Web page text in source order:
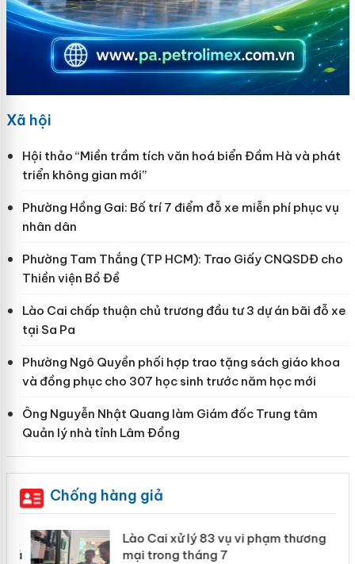
Xã hội
Hội thảo “Miền trầm tích văn hoá biển Đầm Hà và phát
triển không gian mới”
Phường Hồng Gai: Bố trí 7 điểm đỗ xe miễn phí phục vụ
nhân dân
Phường Tam Thắng (TP HCM): Trao Giấy CNQSDĐ cho
Thiền viện Bồ Đề
Lào Cai chấp thuận chủ trương đầu tư 3 dự án bãi đỗ xe
tại Sa Pa
Phường Ngô Quyền phối hợp trao tặng sách giáo khoa
và đồng phục cho 307 học sinh trước năm học mới
Ông Nguyễn Nhật Quang làm Giám đốc Trung tâm
Quản lý nhà tỉnh Lâm Đồng
Chống hàng giả
Lào Cai xử lý 83 vụ vi phạm thương
mại trong tháng 7